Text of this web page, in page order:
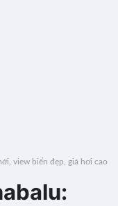
view biển đẹp, giá hơi cao